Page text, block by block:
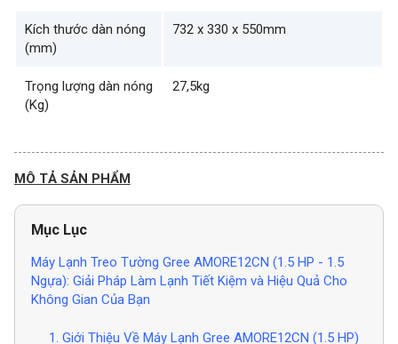
Kích thước dàn nóng
(mm)
732 x 330 x 550mm
Trọng lượng dàn nóng
(Kg)
27,5kg
MÔ TẢ SẢN PHẨM
Mục Lục
Máy Lạnh Treo Tường Gree AMORE12CN (1.5 HP - 1.5
Ngựa): Giải Pháp Làm Lạnh Tiết Kiệm và Hiệu Quả Cho
Không Gian Của Bạn
1. Giới Thiệu Về Máy Lạnh Gree AMORE12CN (1.5 HP)